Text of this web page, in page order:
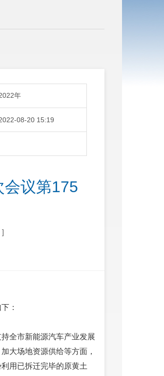
年
08-20 15:19
会议第175
]
：
全市新能源汽车产业发展
大场地资源供给等方面，
用已拆迁完毕的原黄土